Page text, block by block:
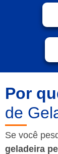
Por
de
Se você
geladeira